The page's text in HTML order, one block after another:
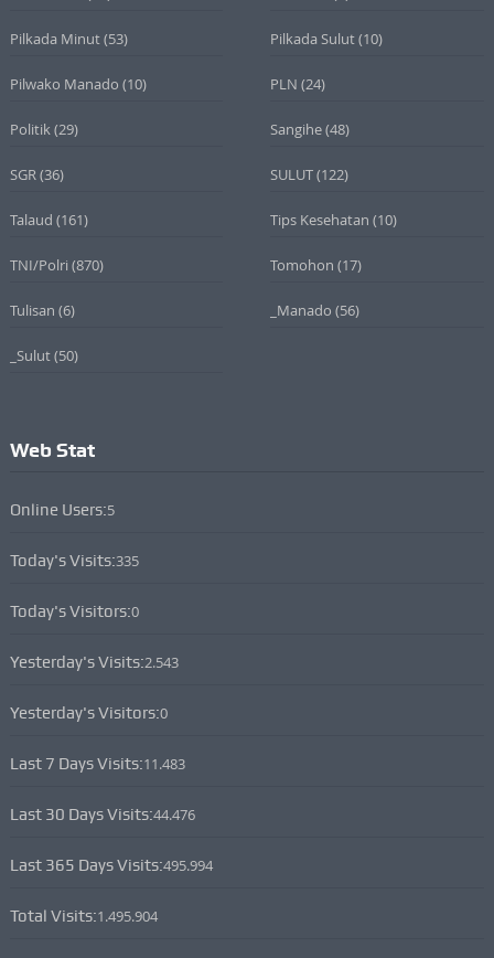
Pilkada Minut(53) Pilkada Sulut(10)
Pilwako Manado (10) PLN (24)
Politik(29) Sangihe(48)
SGR(36) SULUT(122)
Talaud (161) Tips Kesehatan (10)
TNI/Polri (870) Tomohon (17)
Tulisan (6) _Manado (56)
_Sulut(50)
Web Stat
Online Users:5
Today's Visits:335
Today's Visitors:0
Yesterday's Visits:2.543
Yesterday's Visitors:0
Last 7 Days Visits:11.483
Last 30 Days Visits:44.476
Last 365 Days Visits:495.994
Total Visits:1.495.904